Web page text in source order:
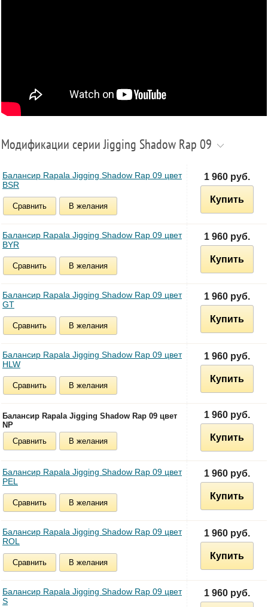
Модификации серии Jigging Shadow Rap 09
Балансир Rapala Jigging Shadow Rap 09 цвет
BSR
Сравнить В желания
1 960 руб.
Купить
Балансир Rapala Jigging Shadow Rap 09 цвет
BYR
Сравнить В желания
1 960 руб.
Купить
Балансир Rapala Jigging Shadow Rap 09 цвет
GT
Сравнить В желания
1 960 руб.
Купить
Балансир Rapala Jigging Shadow Rap 09 цвет
HLW
Сравнить В желания
1 960 руб.
Купить
Балансир Rapala Jigging Shadow Rap 09 цвет
NP
Сравнить
В желания
1 960 руб.
Купить
Балансир Rapala Jigging Shadow Rap 09 цвет
PEL
Сравнить В желания
1 960 руб.
Купить
Балансир Rapala Jigging Shadow Rap 09 цвет
ROL
Сравнить В желания
1 960 руб.
Купить
Балансир Rapala Jigging Shadow Rap 09 цвет
S
1 960 руб.